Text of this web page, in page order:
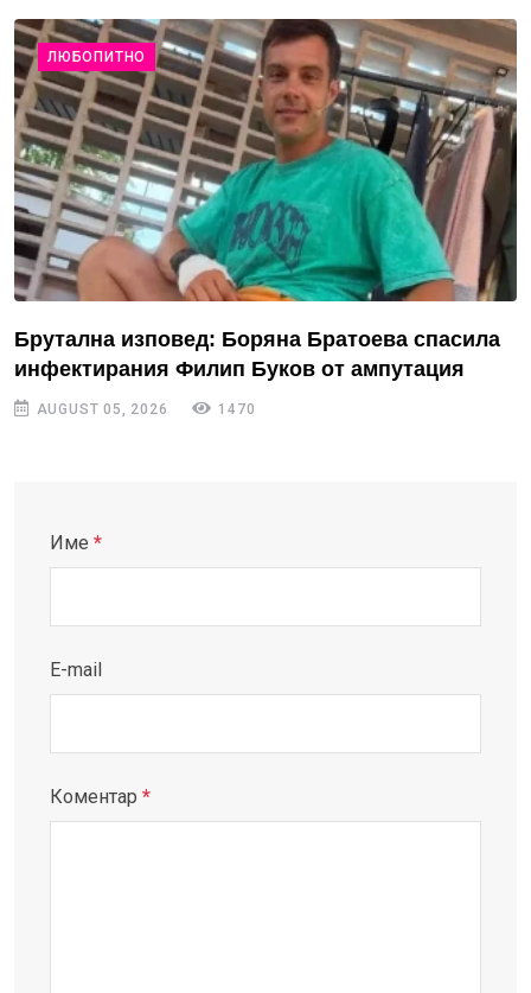
ЛЮБОПИТНО
Брутална изповед: Боряна Братоева спасила
инфектирания Филип Буков от ампутация
AUGUST 05, 2026 1470
Име *
E-mail
Коментар *